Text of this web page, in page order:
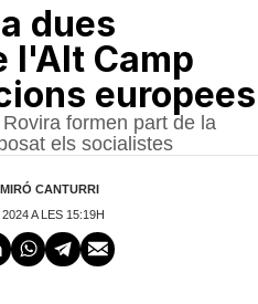
dues
l'Alt Camp
europees
formen part de la
els socialistes
CANTURRI
A LES 15:19H